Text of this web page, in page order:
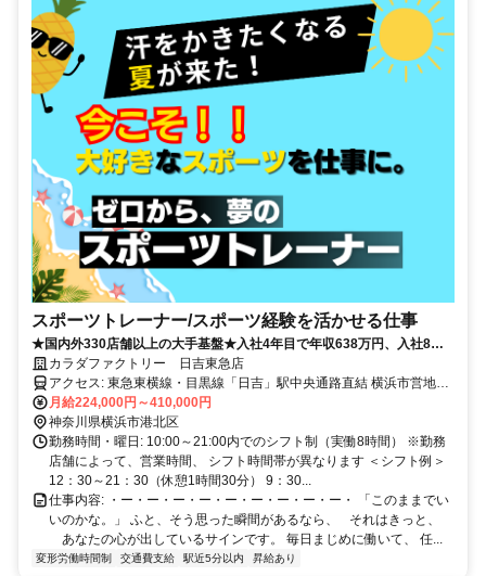
スポーツトレーナー/スポーツ経験を活かせる仕事
★国内外330店舗以上の大手基盤★入社4年目で年収638万円、入社8年
目で年収923万円の実績あり！
カラダファクトリー 日吉東急店
アクセス: 東急東横線・目黒線「日吉」駅中央通路直結 横浜市営地下
鉄グリーンライン「日吉」駅中央通路直結
月給224,000円～410,000円
神奈川県横浜市港北区
勤務時間・曜日: 10:00～21:00内でのシフト制（実働8時間） ※勤務
店舗によって、営業時間、 シフト時間帯が異なります ＜シフト例＞
12：30～21：30（休憩1時間30分） 9：30...
仕事内容: ・ー・ー・ー・ー・ー・ー・ー・ー・ー・ 「このままでい
いのかな。」 ふと、そう思った瞬間があるなら、 それはきっと、
あなたの心が出しているサインです。 毎日まじめに働いて、 任...
変形労働時間制 交通費支給 駅近5分以内 昇給あり